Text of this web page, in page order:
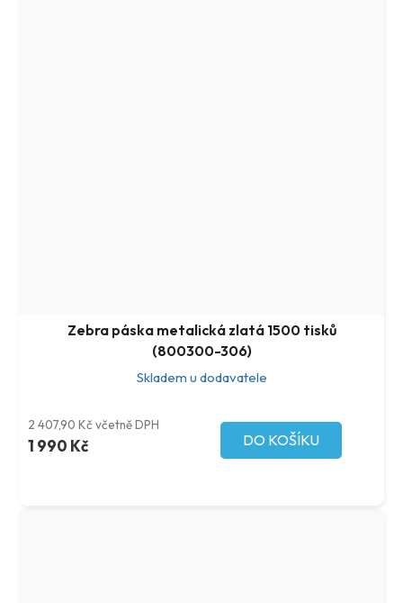
Zebra páska metalická zlatá 1500 tisků
(800300-306)
Skladem u dodavatele
2 407,90 Kč včetně DPH
1 990 Kč DO KOŠÍKU